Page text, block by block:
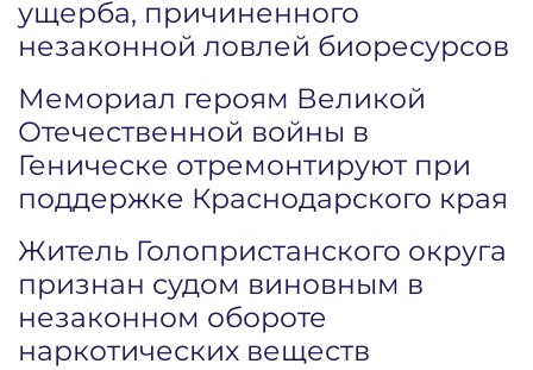
ущерба, причиненного
незаконной ловлей биоресурсов
Мемориал героям Великой
Отечественной войны в
Геническе отремонтируют при
поддержке Краснодарского края
Житель Голопристанского округа
признан судом виновным в
незаконном обороте
наркотических веществ